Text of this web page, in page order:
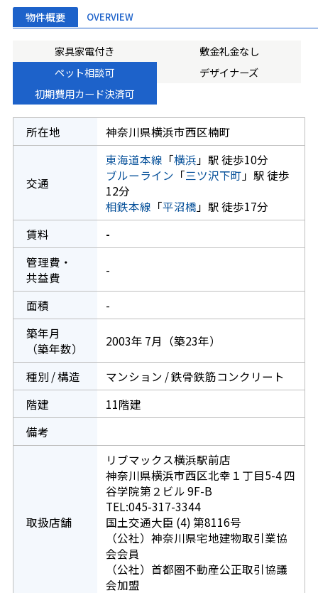
物件概要 OVERVIEW
家具家電付き
敷金礼金なし
ペット相談可
デザイナーズ
初期費用カード決済可
所在地 神奈川県横浜市西区楠町
交通
東海道本線 「横浜 」駅 徒歩10分
ブルーライン 「三ツ沢下町 」駅 徒歩
12分
相鉄本線 「平沼橋 」駅 徒歩17分
賃料
-
管理費・
共益費
-
面積
-
築年月
（築年数）
2003年 7月（築23年）
種別 / 構造
マンション / 鉄骨鉄筋コンクリート
階建
11階建
備考
取扱店舗
リブマックス横浜駅前店
神奈川県横浜市西区北幸１丁目5-4 四
谷学院第２ビル 9F-B
TEL:045-317-3344
国土交通大臣 (4) 第8116号
（公社）神奈川県宅地建物取引業協
会会員
（公社）首都圏不動産公正取引協議
会加盟